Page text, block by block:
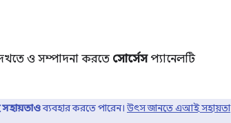
ও সম্পাদনা করতে সোর্সেসপ্যানেলটি
ব্যবহার করতে পারেন।উৎস জানতে এআই সহায়তা